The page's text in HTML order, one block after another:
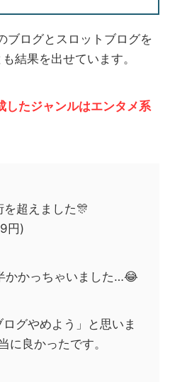
ブログとスロットブログを
結果を出せています。
たジャンルはエンタメ系
を超えました🎊
円)
かかっちゃいました…😂
グやめよう」と思いま
に良かったです。